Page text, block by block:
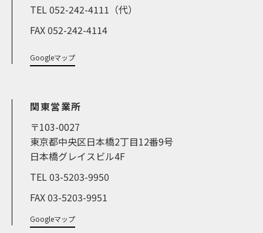
TEL 052-242-4111（代）
FAX 052-242-4114
Googleマップ
関東営業所
〒103-0027
東京都中央区日本橋2丁目12番9号
日本橋グレイスビル4F
TEL 03-5203-9950
FAX 03-5203-9951
Googleマップ